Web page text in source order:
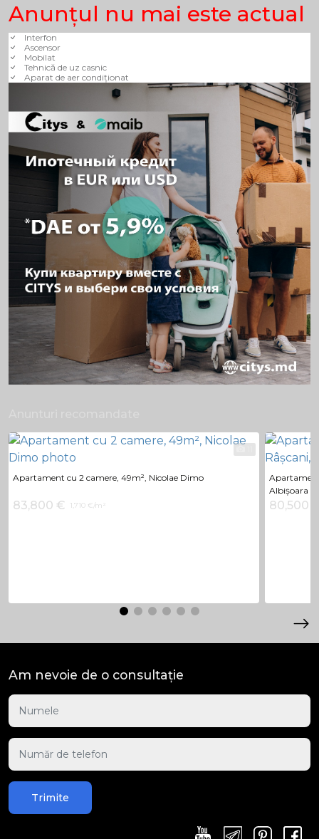
Anunţul nu mai este actual
Interfon
Ascensor
Mobilat
Tehnică de uz casnic
Aparat de aer condiționat
Apartament cu 2 camere, 49m², Nicolae Dimo
83,800 € 1,710 €/m²
Albișoara
80,500
Am nevoie de o consultație
Trimite